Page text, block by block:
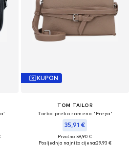
KUPON
TOM TAILOR
Torba preko ramena 'Freya'
35,91 €
Prvotno: 59,90 €
Posljednja najniža cijena:29,93 €